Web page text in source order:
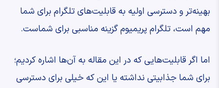
بهینه‌تر و دسترسی اولیه به قابلیت‌های تلگرام برای شما
مهم است، تلگرام پریمیوم گزینه مناسبی برای شماست.
اما اگر قابلیت‌هایی که در این مقاله به آن‌ها اشاره کردیم؛
برای شما جذابیتی نداشته یا این که خیلی برای دسترسی